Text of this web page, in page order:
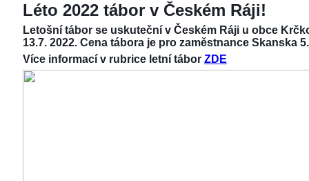
Léto 2022 tábor v Českém Ráji!
Letošní tábor se uskuteční v Českém Ráji u obce
13.7. 2022. Cena tábora je pro zaměstnance Skanska
Více informací v rubrice letní tábor ZDE